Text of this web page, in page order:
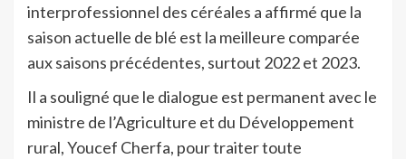
interprofessionnel des céréales a affirmé que la
saison actuelle de blé est la meilleure comparée
aux saisons précédentes, surtout 2022 et 2023.
Il a souligné que le dialogue est permanent avec le
ministre de l’Agriculture et du Développement
rural, Youcef Cherfa, pour traiter toute